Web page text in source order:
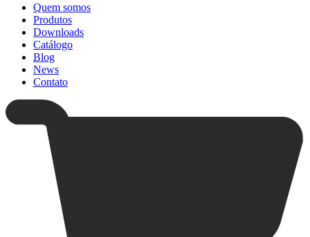
Quem somos
Produtos
Downloads
Catálogo
Blog
News
Contato